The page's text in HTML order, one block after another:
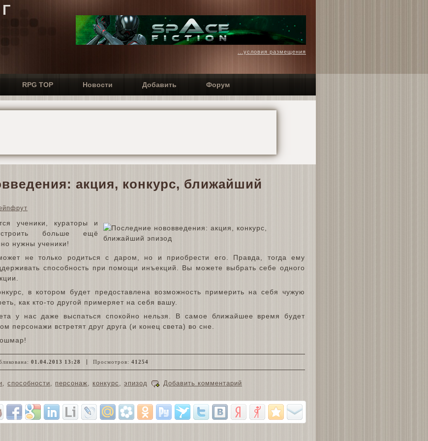
...условия размещения
RPG TOP Новости Добавить Форум
акция, конкурс, ближайший
ученики, кураторы и
больше ещё
нужны ученики!
не только родиться с даром, но и приобрести его. Правда, тогда ему
способность при помощи инъекций. Вы можете выбрать себе одного
в котором будет предоставлена возможность примерить на себя чужую
как кто-то другой примеряет на себя вашу.
у нас даже выспаться спокойно нельзя. В самое ближайшее время будет
персонажи встретят друг друга (и конец света) во сне.
01.04.2013 13:28 Просмотров: 41254
способности персонаж конкурс эпизод Добавить комментарий